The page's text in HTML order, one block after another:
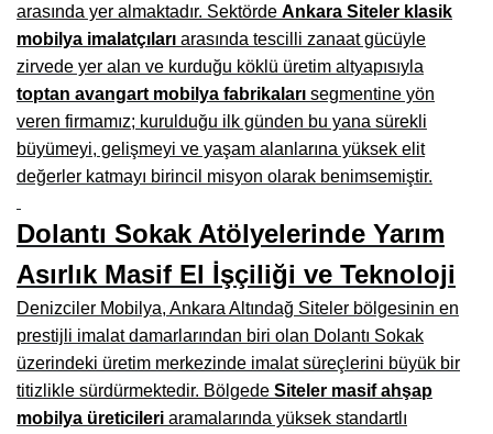
Burdur Mobilya İmalatçıları, Fabrikaları, Mağazaları
Eskişehir Mobilyacılar, Mobilya Mağazaları, Firmaları
Isparta Mobilyacılar, Mobilya Mağazaları, Fabrikaları
Çankırı Mobilyacılar, Mobilya Mağazaları, İmalatçıları
Antalya Mobilyacıları, Mobilya Mağazaları, Firmaları
Bolu Mobilyacılar, Mobilya Mağazaları, İmalatçıları
Kırklareli Mobilyacılar, Mobilya Firmaları, Mağazaları
Muğla Mobilyacılar, Mobilya Mağazaları, İmalatçıları
Kastamonu Mobilya Mağazaları, Firmaları
arasında yer almaktadır. Sektörde Ankara Siteler klasik
mobilya imalatçıları arasında tescilli zanaat gücüyle
zirvede yer alan ve kurduğu köklü üretim altyapısıyla
toptan avangart mobilya fabrikaları segmentine yön
veren firmamız; kurulduğu ilk günden bu yana sürekli
büyümeyi, gelişmeyi ve yaşam alanlarına yüksek elit
değerler katmayı birincil misyon olarak benimsemiştir.
Dolantı Sokak Atölyelerinde Yarım
Asırlık Masif El İşçiliği ve Teknoloji
Denizciler Mobilya, Ankara Altındağ Siteler bölgesinin en
prestijli imalat damarlarından biri olan Dolantı Sokak
üzerindeki üretim merkezinde imalat süreçlerini büyük bir
titizlikle sürdürmektedir. Bölgede Siteler masif ahşap
mobilya üreticileri aramalarında yüksek standartlı